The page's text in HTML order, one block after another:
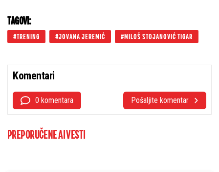
TAGOVI:
TRENING JOVANA JEREMIĆ MILOŠ STOJANOVIĆ TIGAR
Komentari
0 komentara Pošaljite komentar
PREPORUČENE AI VESTI